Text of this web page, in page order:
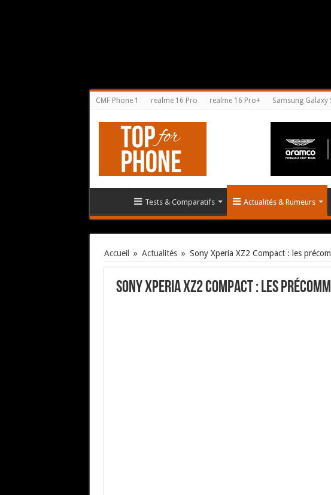
CMF Phone 1 realme 16 Pro realme 16 Pro+ Samsung Galaxy
Tests & Comparatifs Actualités & Rumeurs
Accueil » Actualités » Sony Xperia XZ2 Compact : les
Sony Xperia XZ2 Compact : les